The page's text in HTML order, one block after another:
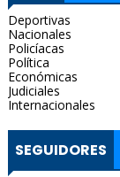
Deportivas
Nacionales
Policíacas
Política
Económicas
Judiciales
Internacionales
SEGUIDORES